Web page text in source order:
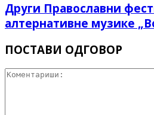
Други Православни
алтернативне музике
ПОСТАВИ ОДГОВОР